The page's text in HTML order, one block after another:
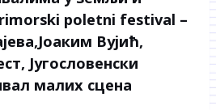
poletni festival –
Вујић,
Југословенски
малих сцена